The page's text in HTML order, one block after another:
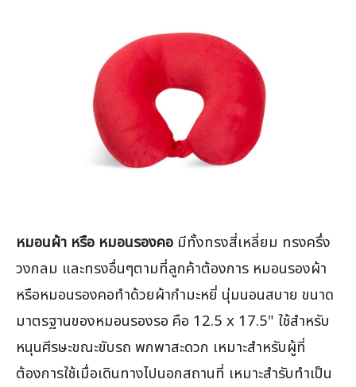
หมอนผ้า หรือ หมอนรองคอ มีทั้งทรงสี่เหลี่ยม ทรงครึ่ง
วงกลม และทรงอื่นๆตามที่ลูกค้าต้องการ หมอนรองผ้า
หรือหมอนรองคอทำด้วยผ้ากำมะหยี่ นุ่มนอนสบาย ขนาด
มาตรฐานของหมอนรองรอ คือ 12.5 x 17.5" ใช้สำหรับ
หนุนศีรษะขณะขับรถ พกพาสะดวก เหมาะสำหรับผู้ที่
ต้องการใช้เมื่อเดินทางไปนอกสถานที่ เหมาะสำรับทำเป็น